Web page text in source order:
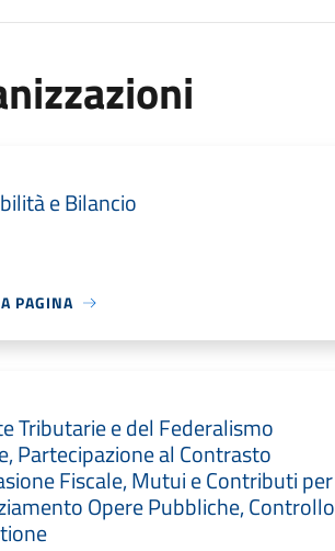
e Bilancio
PAGINA
Tributarie e del Federalismo
Partecipazione al Contrasto
Fiscale, Mutui e Contributi per
Opere Pubbliche, Controllo